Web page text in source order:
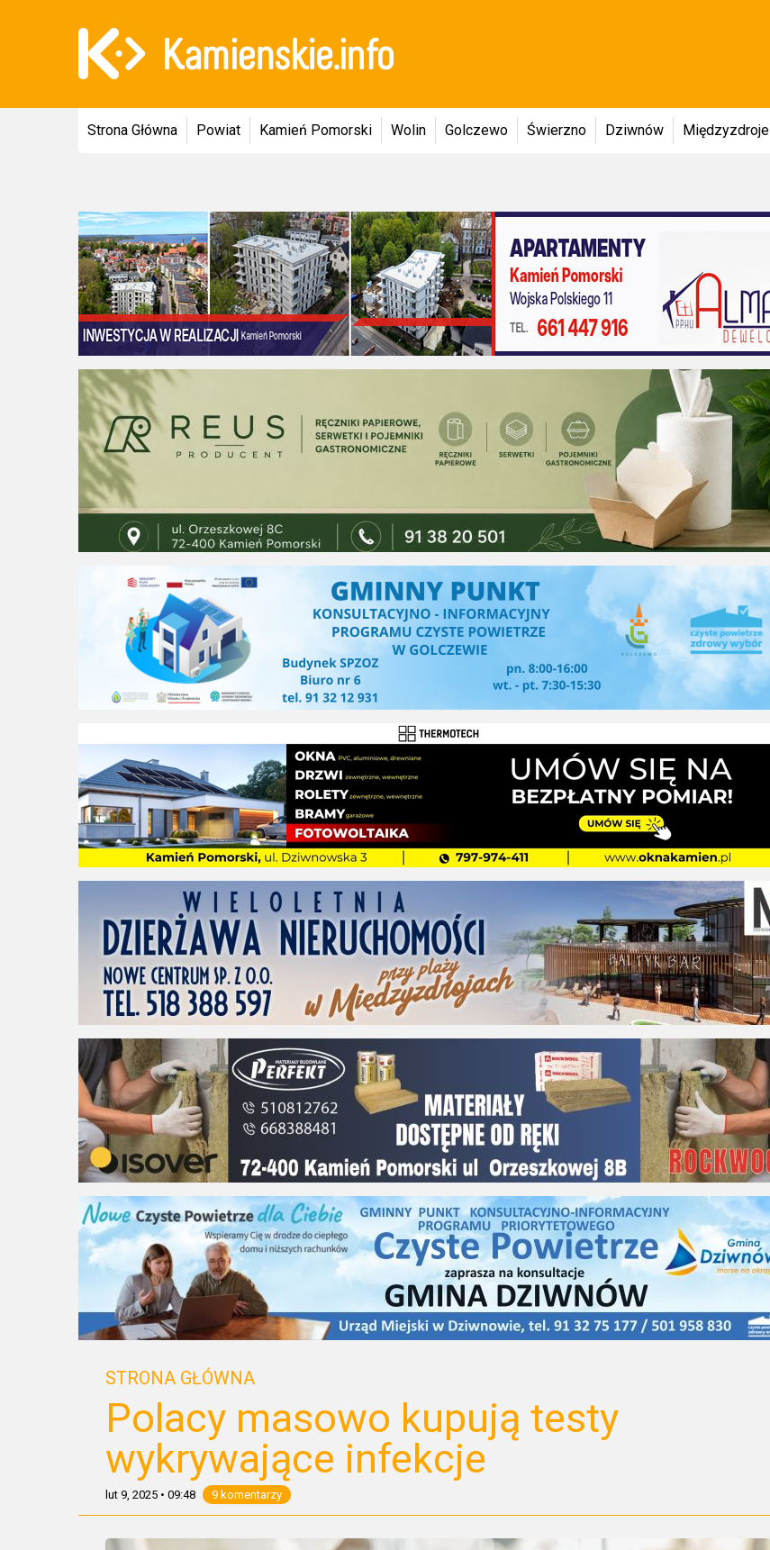
Strona Główna Powiat Kamień Pomorski Wolin Golczewo Świerzno Dziwnów Międzyzdroje
STRONA GŁÓWNA
Polacy masowo kupują testy
wykrywające infekcje
lut 9, 2025 • 09:48 9 komentarzy